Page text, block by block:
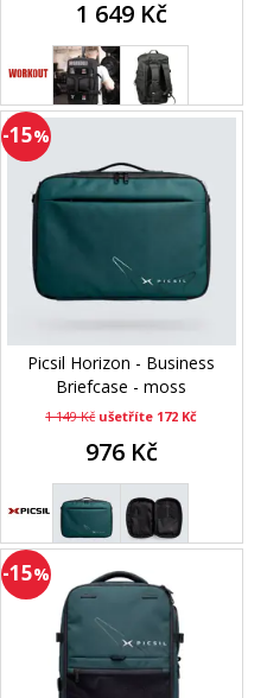
1 649 Kč
-15%
Picsil Horizon - Business
Briefcase - moss
1 149 Kč ušetříte 172 Kč
976 Kč
-15%